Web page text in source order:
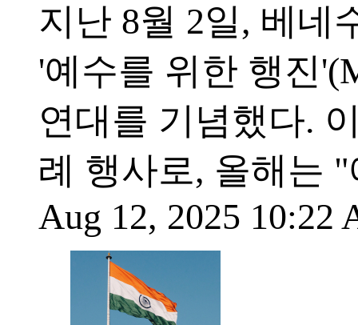
지난 8월 2일, 베네
'예수를 위한 행진
연대를 기념했다.
례 행사로, 올해는
Aug 12, 2025 10:22